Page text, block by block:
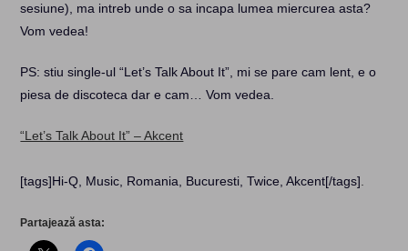
sesiune), ma intreb unde o sa incapa lumea miercurea asta?
Vom vedea!
PS: stiu single-ul “Let’s Talk About It”, mi se pare cam lent, e o
piesa de discoteca dar e cam… Vom vedea.
“Let’s Talk About It” – Akcent
[tags]Hi-Q, Music, Romania, Bucuresti, Twice, Akcent[/tags]
Partajează asta: